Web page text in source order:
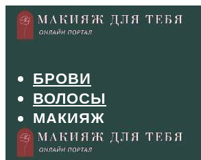
БРОВИ
ВОЛОСЫ
МАКИЯЖ
МАНИКЮР